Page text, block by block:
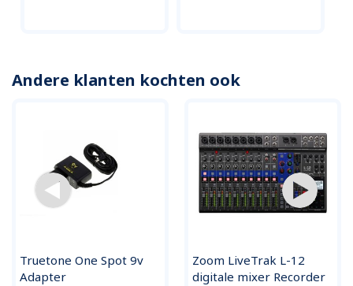
Andere klanten kochten ook
Truetone One Spot 9v
Adapter
Zoom LiveTrak L-12
digitale mixer Recorder